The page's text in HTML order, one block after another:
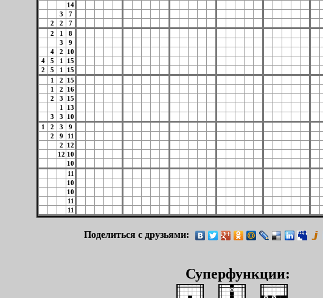
14
3
7
2
2
7
2
1
8
3
9
4
2
10
4
5 1
15
2
5 1
15
1
2
15
1
2
16
2
3
15
1
13
3
3
10
1
2 3
9
2
9
11
2
12
12 10
10
11
10
10
11
11
Поделиться с друзьями:
Суперфункции: